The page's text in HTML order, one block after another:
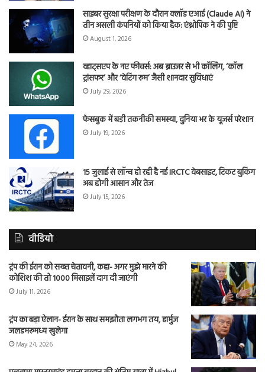
साइबर सुरक्षा परीक्षण के दौरान क्लॉड एआई (Claude AI) ने
तीन असली कंपनियों को किया हैक: एंथ्रोपिक ने की पुष्टि
August 1, 2026
व्हाट्सएप के नए फीचर्स: अब ब्राउजर से भी कॉलिंग, ‘कॉल
ट्रांसफर’ और ‘वेटिंग रूम’ जैसी शानदार सुविधाएं
July 29, 2026
फेसबुक में बड़ी तकनीकी समस्या, दुनिया भर के यूजर्स परेशान
July 19, 2026
15 जुलाई से लॉन्च हो रही है नई IRCTC वेबसाइट, टिकट बुकिंग
अब होगी आसान और तेज
July 15, 2026
वीडियो
ट्रंप की ईरान को सख्त चेतावनी, कहा- अगर मुझे मारने की
कोशिश की तो 1000 मिसाइलें दाग दी जाएंगी
July 11, 2026
ट्रंप का बड़ा ऐलान- ईरान के साथ समझौता लगभग तय, हार्मुज
जलडमरूमध्य खुलेगा
May 24, 2026